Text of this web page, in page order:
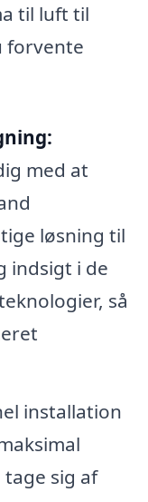
til luft til
forvente
med at
løsning til
indsigt i de
så
installation
sig af